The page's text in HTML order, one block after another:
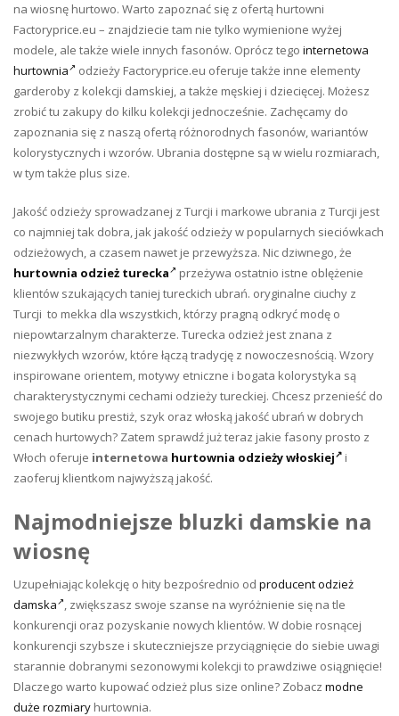
na wiosnę hurtowo. Warto zapoznać się z ofertą hurtowni
Factoryprice.eu – znajdziecie tam nie tylko wymienione wyżej
modele, ale także wiele innych fasonów. Oprócz tego internetowa
hurtownia
odzieży Factoryprice.eu oferuje także inne elementy
garderoby z kolekcji damskiej, a także męskiej i dziecięcej. Możesz
zrobić tu zakupy do kilku kolekcji jednocześnie. Zachęcamy do
zapoznania się z naszą ofertą różnorodnych fasonów, wariantów
kolorystycznych i wzorów. Ubrania dostępne są w wielu rozmiarach,
w tym także plus size.
Jakość odzieży sprowadzanej z Turcji i markowe ubrania z Turcji jest
co najmniej tak dobra, jak jakość odzieży w popularnych sieciówkach
odzieżowych, a czasem nawet je przewyższa. Nic dziwnego, że
hurtownia odzież turecka
przeżywa ostatnio istne oblężenie
klientów szukających taniej tureckich ubrań. oryginalne ciuchy z
Turcji to mekka dla wszystkich, którzy pragną odkryć modę o
niepowtarzalnym charakterze. Turecka odzież jest znana z
niezwykłych wzorów, które łączą tradycję z nowoczesnością. Wzory
inspirowane orientem, motywy etniczne i bogata kolorystyka są
charakterystycznymi cechami odzieży tureckiej. Chcesz przenieść do
swojego butiku prestiż, szyk oraz włoską jakość ubrań w dobrych
cenach hurtowych? Zatem sprawdź już teraz jakie fasony prosto z
Włoch oferuje internetowa hurtownia odzieży włoskiej
i
zaoferuj klientkom najwyższą jakość.
Najmodniejsze bluzki damskie na
wiosnę
Uzupełniając kolekcję o hity bezpośrednio od producent odzież
damska , zwiększasz swoje szanse na wyróżnienie się na tle
konkurencji oraz pozyskanie nowych klientów. W dobie rosnącej
konkurencji szybsze i skuteczniejsze przyciągnięcie do siebie uwagi
starannie dobranymi sezonowymi kolekcji to prawdziwe osiągnięcie!
Dlaczego warto kupować odzież plus size online? Zobacz modne
duże rozmiary hurtownia.